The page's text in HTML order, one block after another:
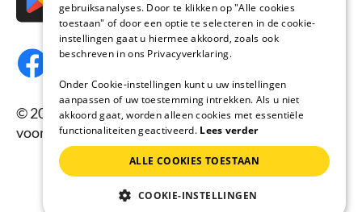
© 2026 Vakantiehuisnu.nl, Alle rechten
voorbehouden.
gebruiksanalyses. Door te klikken op "Alle cookies
toestaan" of door een optie te selecteren in de cookie-
instellingen gaat u hiermee akkoord, zoals ook
beschreven in ons Privacyverklaring.
Onder Cookie-instellingen kunt u uw instellingen
aanpassen of uw toestemming intrekken. Als u niet
akkoord gaat, worden alleen cookies met essentiële
functionaliteiten geactiveerd. Lees verder
ALLE COOKIES TOESTAAN
COOKIE-INSTELLINGEN